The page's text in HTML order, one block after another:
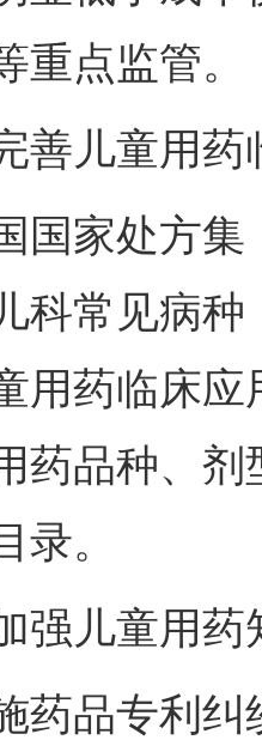
重点监管。
儿童用药
家处方集
科常见病
用药临床
药品种、
录。
儿童用药
品专利纠